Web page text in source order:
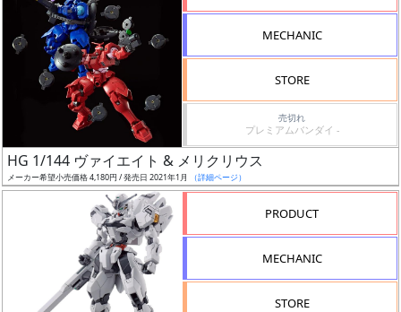
ル
MECHANIC
STORE
売切れ
プレミアムバンダイ -
HG 1/144 ヴァイエイト & メリクリウス
メーカー希望小売価格 4,180円 / 発売日 2021年1月 （詳細ページ）
PRODUCT
MECHANIC
STORE